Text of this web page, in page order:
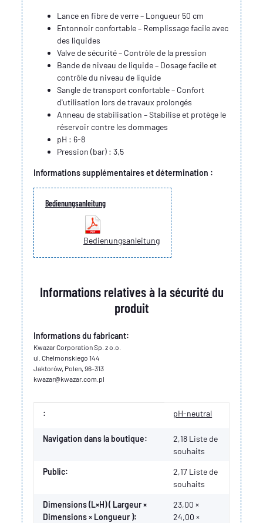
Lance en fibre de verre – Longueur 50 cm
Entonnoir confortable – Remplissage facile avec
des liquides
Valve de sécurité – Contrôle de la pression
Bande de niveau de liquide – Dosage facile et
contrôle du niveau de liquide
Sangle de transport confortable – Confort
d'utilisation lors de travaux prolongés
Anneau de stabilisation – Stabilise et protège le
réservoir contre les dommages
pH : 6-8
Pression (bar) : 3,5
Informations supplémentaires et détermination :
Bedienungsanleitung
Bedienungsanleitung
Informations relatives à la sécurité du
produit
Informations du fabricant:
Kwazar Corporation Sp. z o.o.
ul. Chelmonskiego 144
Jaktorów, Polen, 96-313
kwazar@kwazar.com.pl
Valeur
Fabricant
: pH-neutral
Navigation dans la boutique:
2,18 Liste de
souhaits
Public: 2,17 Liste de
souhaits
Dimensions (L×H) ( Largeur ×
Dimensions × Longueur ):
23,00 ×
24,00 ×